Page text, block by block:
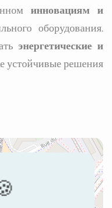
инновациям и
оборудования.
энергетические и
устойчивые решения